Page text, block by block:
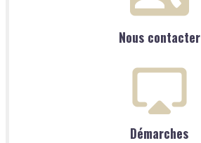
Nous contacter
Démarches